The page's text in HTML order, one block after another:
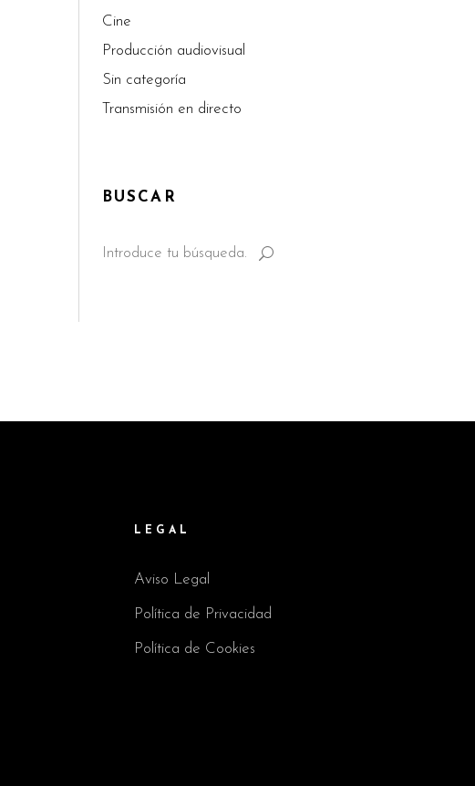
Cine
Producción audiovisual
Sin categoría
Transmisión en directo
BUSCAR
for:
LEGAL
Aviso Legal
Política de Privacidad
Política de Cookies